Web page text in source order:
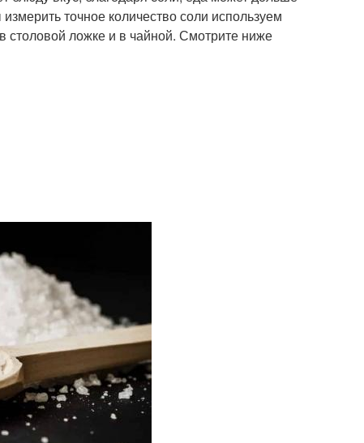
точное количество соли используем
столовой ложке и в чайной. Смотрите ниже